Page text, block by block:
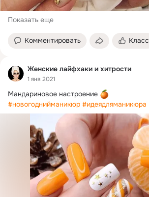
Показать еще
Комментировать Класс
Женские лайфхаки и хитрости
1 янв 2021
Мандариновое настроение
#новогоднийманикюр #идеядляманикюра